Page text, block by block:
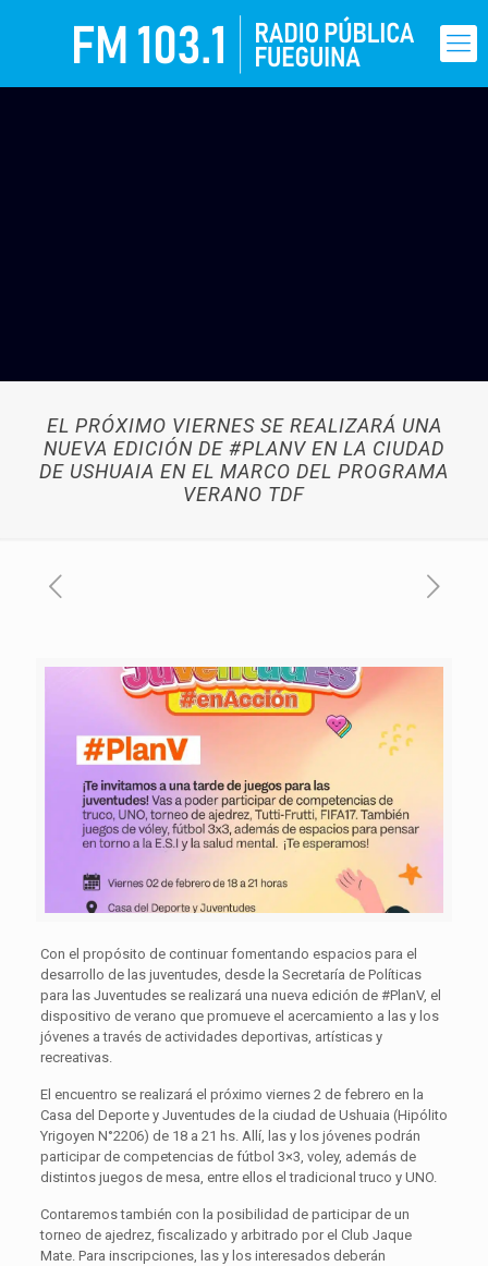
EL PRÓXIMO VIERNES SE REALIZARÁ UNA
NUEVA EDICIÓN DE #PLANV EN LA CIUDAD
DE USHUAIA EN EL MARCO DEL PROGRAMA
VERANO TDF
Con el propósito de continuar fomentando espacios para el
desarrollo de las juventudes, desde la Secretaría de Políticas
para las Juventudes se realizará una nueva edición de #PlanV, el
dispositivo de verano que promueve el acercamiento a las y los
jóvenes a través de actividades deportivas, artísticas y
recreativas.
El encuentro se realizará el próximo viernes 2 de febrero en la
Casa del Deporte y Juventudes de la ciudad de Ushuaia (Hipólito
Yrigoyen N°2206) de 18 a 21 hs. Allí, las y los jóvenes podrán
participar de competencias de fútbol 3×3, voley, además de
distintos juegos de mesa, entre ellos el tradicional truco y UNO.
Contaremos también con la posibilidad de participar de un
torneo de ajedrez, fiscalizado y arbitrado por el Club Jaque
Mate. Para inscripciones, las y los interesados deberán